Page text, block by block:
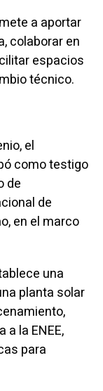
a aportar
colaborar en
espacios
técnico.
el
como testigo
de
de
en el marco
una
planta solar
la ENEE,
para